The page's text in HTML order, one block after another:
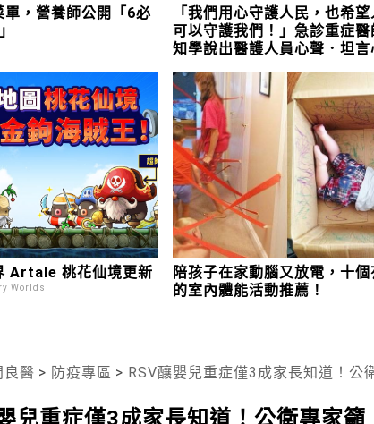
單，營養師公開「6必
「我們用心守護人民，也希
可以守護我們！」急診重症醫
知學說出醫護人員心聲．坦言
Artale 桃花仙境更新
Worlds
陪孩子在家動腦又放電，十
的室內體能活動推薦！
良醫 > 防疫專區 > RSV釀嬰兒重症僅3成家長知道！公
兒重症僅3成家長知道！公衛專家